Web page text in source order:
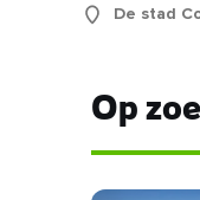
De stad
Op